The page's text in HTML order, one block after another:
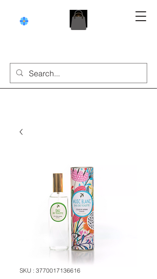
SKU : 3770017136616